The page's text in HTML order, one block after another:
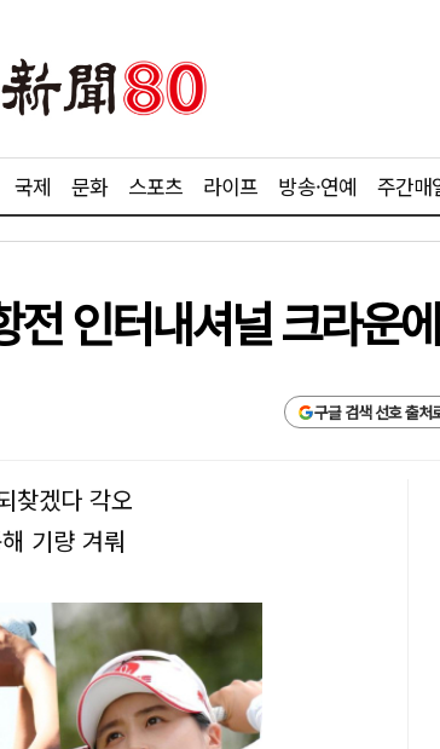
국제 문화 스포츠 라이프 방송·연예 주간매
전 인터내셔널 크라운
구글 검색 선호 출처
찾겠다 각오
기량 겨뤄